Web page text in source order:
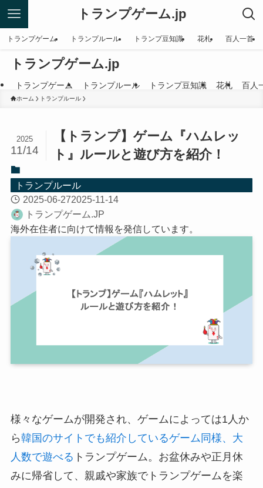
トランプゲーム.jp
トランプゲーム トランプルール トランプ豆知識 花札 百人一首
トランプゲーム.jp
トランプゲーム トランプルール トランプ豆知識 花札 百人
ホーム トランプルール
【トランプ】ゲーム『ハムレッ
ト』ルールと遊び方を紹介！
2025
11/14
トランプルール
2025-06-272025-11-14
トランプゲーム.JP
海外在住者に向けて情報を発信しています。
様々なゲームが開発され、ゲームによっては1人か
ら韓国のサイトでも紹介しているゲーム同様、大
人数で遊べる トランプゲーム。お盆休みや正月休
みに帰省して、親戚や家族でトランプゲームを楽